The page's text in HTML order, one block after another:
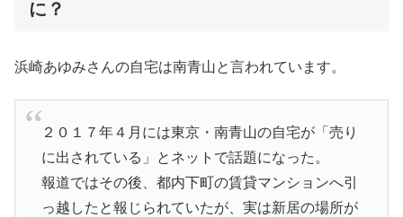
に？
浜崎あゆみさんの自宅は南青山と言われています。
２０１７年４月には東京・南青山の自宅が「売り
に出されている」とネットで話題になった。
報道ではその後、都内下町の賃貸マンションへ引
っ越したと報じられていたが、実は新居の場所が